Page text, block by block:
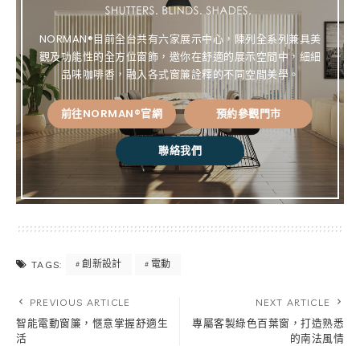
NORMAN®目前全台共有六家展示中心，陳列全系列兼具美
觀及功能性的全方位窗飾，邀你在舒適的展示空間中，細細
品味咖啡香，融入各式窗簾詮釋的不同空間美學。
前往NORMAN®官網 預約參觀門市
聯絡我們
TAGS: 創新設計 電動
PREVIOUS ARTICLE
智能電動窗簾，愜意掌握舒適生
活
NEXT ARTICLE
專屬客製綠色百葉窗，打造熟悉
的南法風情